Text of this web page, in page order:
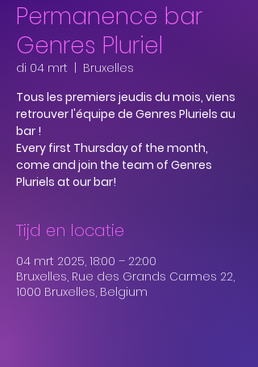
Permanence bar
Genres Pluriel
di 04 mrt
Bruxelles
Tous les premiers jeudis du mois, viens
retrouver l'équipe de Genres Pluriels au
bar !
Every first Thursday of the month,
come and join the team of Genres
Pluriels at our bar!
Tijd en locatie
04 mrt 2025, 18:00 – 22:00
Bruxelles, Rue des Grands Carmes 22,
1000 Bruxelles, Belgium